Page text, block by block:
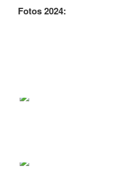
Fotos 2024: